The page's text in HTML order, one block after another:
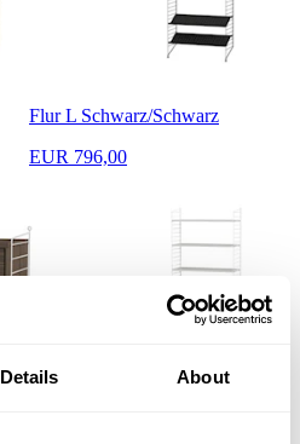
Details About
Flur L Schwarz/Schwarz
EUR 796,00